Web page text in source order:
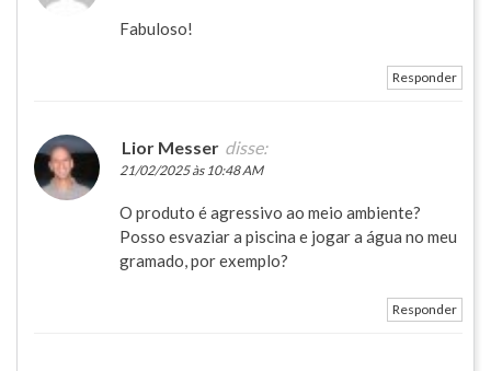
Fabuloso!
Responder
Lior Messer disse:
21/02/2025 às 10:48 AM
O produto é agressivo ao meio ambiente?
Posso esvaziar a piscina e jogar a água no meu
gramado, por exemplo?
Responder